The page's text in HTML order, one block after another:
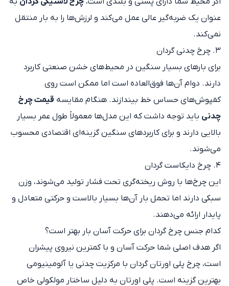
عنوان یک ضربه‌گیر عالی عمل می‌کند و لرزش‌ها را به بار منتقل
نمی‌کند.
۳. چرخ چدنی گردان
برای بارهای بسیار سنگین در محیط‌های خشن صنعتی کاربرد
دارند. دوام آن‌ها فوق‌العاده است اما ممکن است روی
کفپوش‌های حساس خط بیندازند. هنگام مقایسه قیمت چرخ
چدنی باید توجه داشت که این مدل‌ها معمولاً طول عمر بسیار
بالایی دارند و برای کاربردهای سنگین گزینه‌ای اقتصادی محسوب
می‌شوند.
۴. چرخ دایکاست گردان
این چرخ‌ها با روش ریخته‌گری تحت فشار تولید می‌شوند، وزن
سبکی دارند اما تحمل بار آن‌ها بسیار بالاست و حرکتی متعادل و
پایدار ارائه می‌دهند.
کدام جنس چرخ گردان برای حرکت آسان بار بهتر است؟
اگر هدف اصلی شما حرکت آسان و با کمترین نیروی پیشران
است، چرخ پلی اورتان گردان با مرکزیت چدنی یا آلومینیومی
بهترین گزینه است. پلی اورتان به دلیل ساختار مولکولی خاص